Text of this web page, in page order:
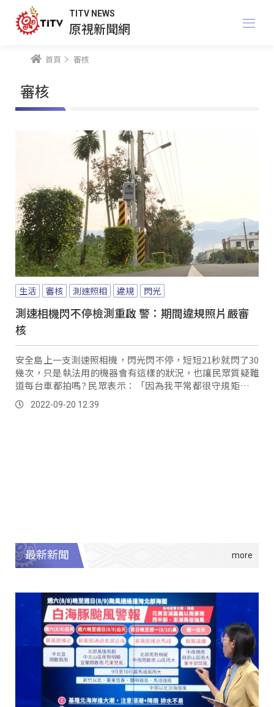
TITV NEWS
原視新聞網
首頁 審核
審核
生活 審核 測速照相 違規 閃光
測速相機閃不停檢測重啟 警：期間違規照片嚴審
核
安全島上一支測速照相機，閃光閃不停，短短21秒就閃了30
幾次，只是執法用的機器會有這樣的狀況，也讓民眾質疑難
道每台車都拍嗎? 民眾表示：「因為我平常都很守規矩，如
果守規矩又被閃燈我一定會嚇到，會看...。
2022-09-20 12:39
最新新聞